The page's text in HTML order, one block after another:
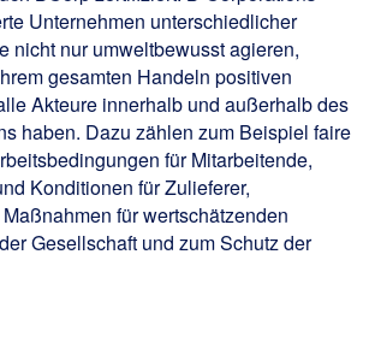
Unternehmen unterschiedlicher
nicht nur umweltbewusst agieren,
gesamten Handeln positiven
Akteure innerhalb und außerhalb des
haben. Dazu zählen zum Beispiel faire
für Mitarbeitende,
Konditionen für Zulieferer,
für wertschätzenden
Gesellschaft und zum Schutz der